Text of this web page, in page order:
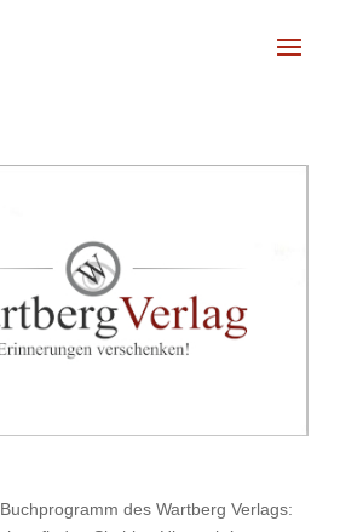
des Wartberg Verlags: